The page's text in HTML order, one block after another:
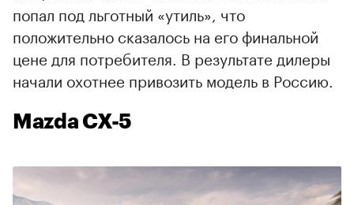
попал под льготный «утиль», что
положительно сказалось на его финальной
цене для потребителя. В результате дилеры
начали охотнее привозить модель в Россию.
Mazda CX-5